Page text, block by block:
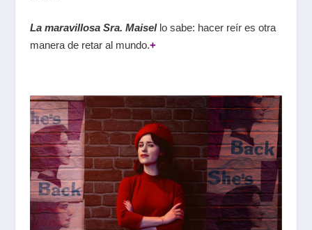
La maravillosa Sra. Maisello sabe: hacer reír es otra
manera de retar al mundo.+